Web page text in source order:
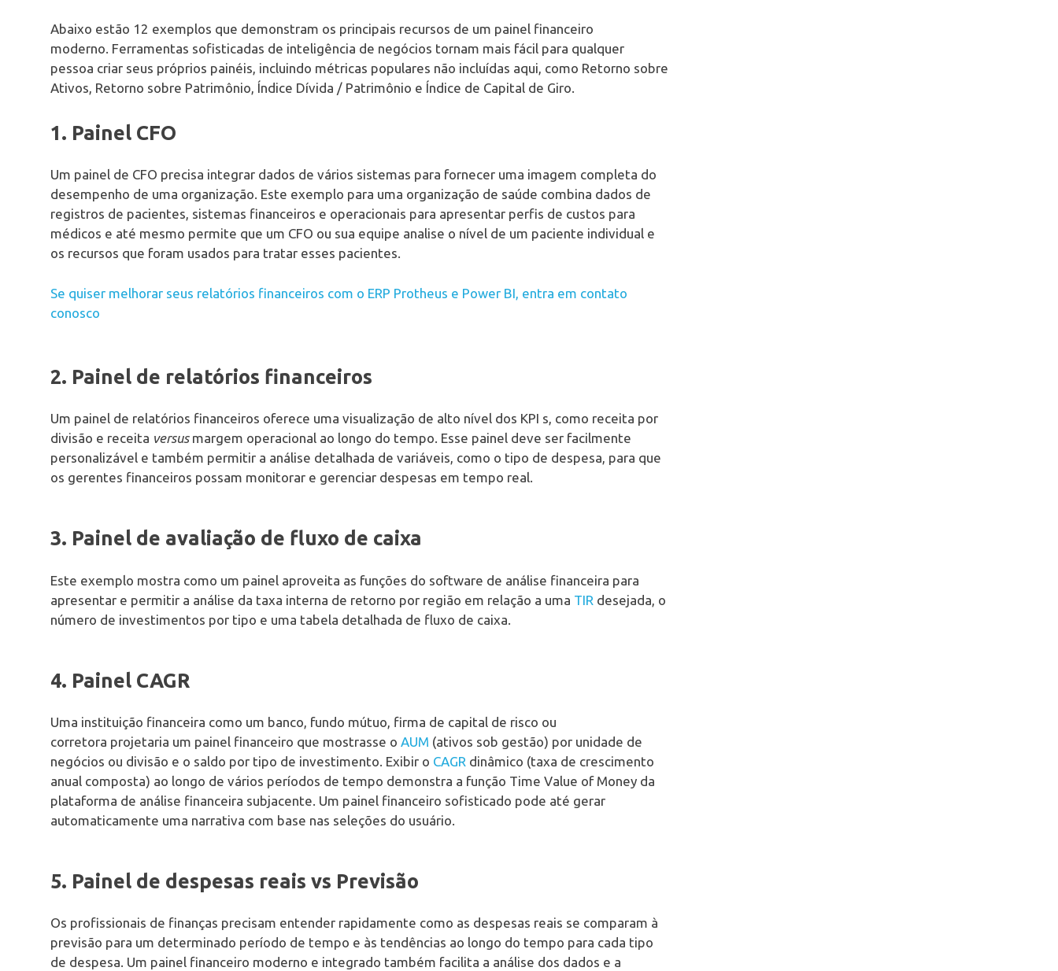
Abaixo estão 12 exemplos que demonstram os principais recursos de um painel financeiro
moderno. Ferramentas sofisticadas de inteligência de negócios tornam mais fácil para qualquer
pessoa criar seus próprios painéis, incluindo métricas populares não incluídas aqui, como Retorno sobre
Ativos, Retorno sobre Patrimônio, Índice Dívida / Patrimônio e Índice de Capital de Giro.
1. Painel CFO
Um painel de CFO precisa integrar dados de vários sistemas para fornecer uma imagem completa do
desempenho de uma organização. Este exemplo para uma organização de saúde combina dados de
registros de pacientes, sistemas financeiros e operacionais para apresentar perfis de custos para
médicos e até mesmo permite que um CFO ou sua equipe analise o nível de um paciente individual e
os recursos que foram usados ​​para tratar esses pacientes.
Se quiser melhorar seus relatórios financeiros com o ERP Protheus e Power BI, entra em contato
conosco
2. Painel de relatórios financeiros
Um painel de relatórios financeiros oferece uma visualização de alto nível dos KPI s, como receita por
divisão e receita versusmargem operacional ao longo do tempo. Esse painel deve ser facilmente
personalizável e também permitir a análise detalhada de variáveis, como o tipo de despesa, para que
os gerentes financeiros possam monitorar e gerenciar despesas em tempo real.
3. Painel de avaliação de fluxo de caixa
Este exemplo mostra como um painel aproveita as funções do software de análise financeira para
apresentar e permitir a análise da taxa interna de retorno por região em relação a uma TIR desejada, o
número de investimentos por tipo e uma tabela detalhada de fluxo de caixa.
4. Painel CAGR
Uma instituição financeira como um banco, fundo mútuo, firma de capital de risco ou
corretora projetaria um painel financeiro que mostrasse o AUM (ativos sob gestão) por unidade de
negócios ou divisão e o saldo por tipo de investimento. Exibir o CAGR dinâmico (taxa de crescimento
anual composta) ao longo de vários períodos de tempo demonstra a função Time Value of Money da
plataforma de análise financeira subjacente. Um painel financeiro sofisticado pode até gerar
automaticamente uma narrativa com base nas seleções do usuário.
5. Painel de despesas reais vs Previsão
Os profissionais de finanças precisam entender rapidamente como as despesas reais se comparam à
previsão para um determinado período de tempo e às tendências ao longo do tempo para cada tipo
de despesa. Um painel financeiro moderno e integrado também facilita a análise dos dados e a